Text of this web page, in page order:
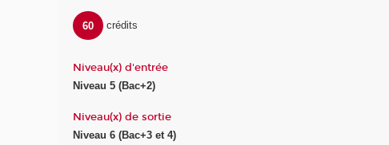
60 crédits
Niveau(x) d'entrée
Niveau 5 (Bac+2)
Niveau(x) de sortie
Niveau 6 (Bac+3 et 4)